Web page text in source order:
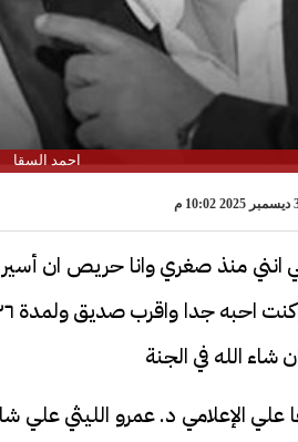
احمد السقا
انني منذ صغري وانا حريص ان أسير
الله في الجنة
الإعلامي د. عمرو الليثي علي